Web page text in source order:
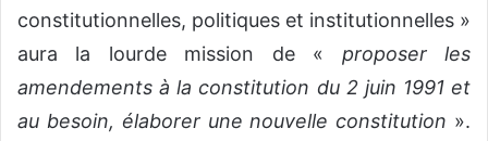
constitutionnelles, politiques et institutionnelles »
aura la lourde mission de « proposer les
amendements à la constitution du 2 juin 1991 et
au besoin, élaborer une nouvelle constitution ».